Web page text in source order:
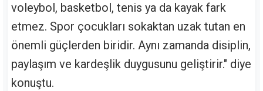
voleybol, basketbol, tenis ya da kayak fark
etmez. Spor çocukları sokaktan uzak tutan en
önemli güçlerden biridir. Aynı zamanda disiplin,
paylaşım ve kardeşlik duygusunu geliştirir." diye
konuştu.